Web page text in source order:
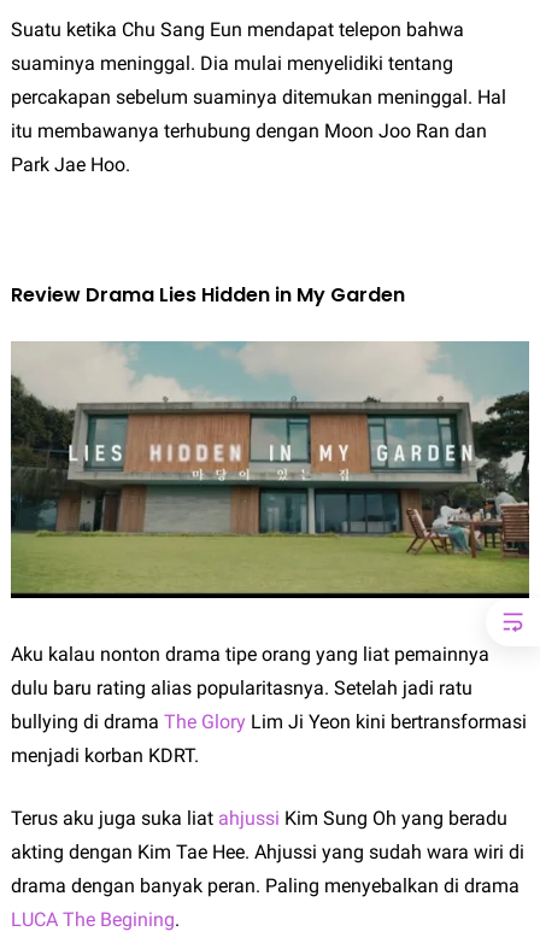
Suatu ketika Chu Sang Eun mendapat telepon bahwa
suaminya meninggal. Dia mulai menyelidiki tentang
percakapan sebelum suaminya ditemukan meninggal. Hal
itu membawanya terhubung dengan Moon Joo Ran dan
Park Jae Hoo.
Review Drama Lies Hidden in My Garden
Aku kalau nonton drama tipe orang yang liat pemainnya
dulu baru rating alias popularitasnya. Setelah jadi ratu
bullying di drama The Glory Lim Ji Yeon kini bertransformasi
menjadi korban KDRT.
Terus aku juga suka liat ahjussi Kim Sung Oh yang beradu
akting dengan Kim Tae Hee. Ahjussi yang sudah wara wiri di
drama dengan banyak peran. Paling menyebalkan di drama
LUCA The Begining.